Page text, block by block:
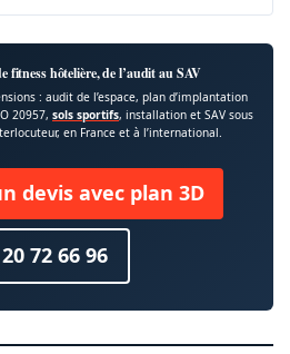
fitness hôtelière, de l’audit au SAV
: audit de l’espace, plan d’implantation
20957, sols sportifs, installation et SAV sous
en France et à l’international.
devis avec plan 3D
72 66 96